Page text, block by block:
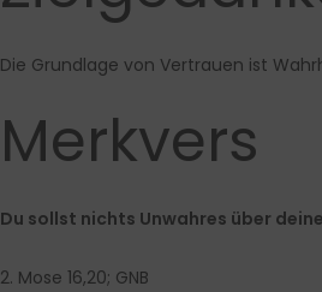
Die Grundlage von Vertrauen ist
Merkvers
Du sollst nichts Unwahres über
2. Mose 16,20; GNB